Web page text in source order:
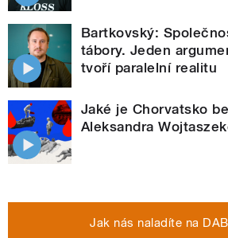
Bartkovský:
tábory. Jeden
tvoří paralelní realitu
Jaké je Chorvatsko
Aleksandra
Jak nás naladíte na